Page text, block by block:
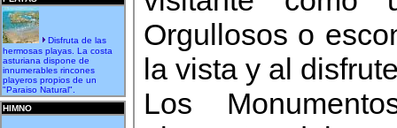
Disfruta de las
hermosas playas. La costa
asturiana dispone de
innumerables rincones
playeros propios de un
"Paraiso Natural".
HIMNO
Orgullosos o
la vista y al
Los